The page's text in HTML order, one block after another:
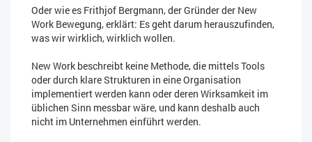
Oder wie es Frithjof Bergmann, der Gründer der New
Work Bewegung, erklärt: Es geht darum herauszufinden,
was wir wirklich, wirklich wollen.
New Work beschreibt keine Methode, die mittels Tools
oder durch klare Strukturen in eine Organisation
implementiert werden kann oder deren Wirksamkeit im
üblichen Sinn messbar wäre, und kann deshalb auch
nicht im Unternehmen einführt werden.